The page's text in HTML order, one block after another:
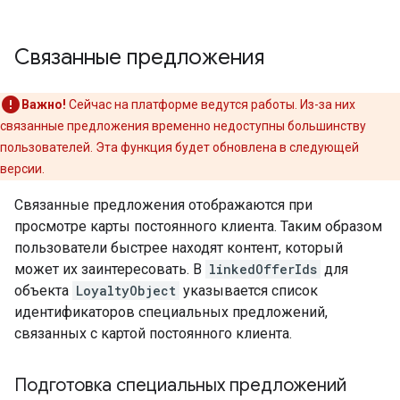
Связанные предложения
Важно! Сейчас на платформе ведутся работы. Из-за них
связанные предложения временно недоступны большинству
пользователей. Эта функция будет обновлена в следующей
версии.
Связанные предложения отображаются при
просмотре карты постоянного клиента. Таким образом
пользователи быстрее находят контент, который
может их заинтересовать. В linkedOfferIds для
объекта LoyaltyObject указывается список
идентификаторов специальных предложений,
связанных с картой постоянного клиента.
Подготовка специальных предложений